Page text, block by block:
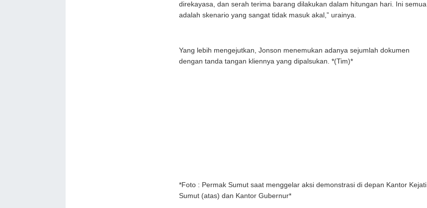
direkayasa, dan serah terima barang dilakukan dalam hitungan hari. Ini semua
adalah skenario yang sangat tidak masuk akal,” urainya.
Yang lebih mengejutkan, Jonson menemukan adanya sejumlah dokumen
dengan tanda tangan kliennya yang dipalsukan. *(Tim)*
*Foto : Permak Sumut saat menggelar aksi demonstrasi di depan Kantor Kejati
Sumut (atas) dan Kantor Gubernur*